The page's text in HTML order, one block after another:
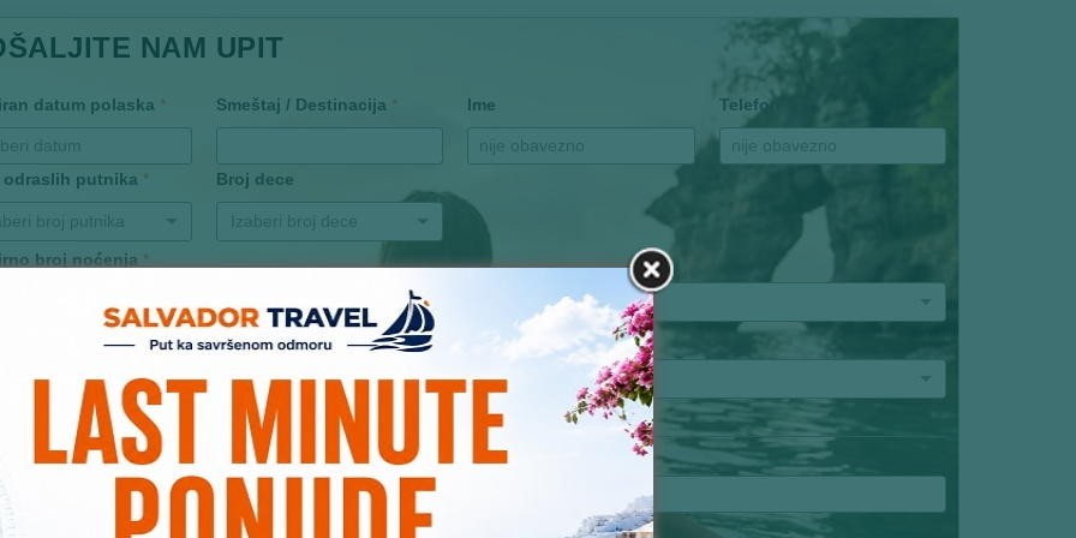
NAM UPIT
datum polaska * Smeštaj / Destinacija * Ime Telefon
odraslih putnika *
broj putnika
Broj dece
Izaberi broj dece
broj noćenja *
vrstu prevoza
Email (obaveznan unos)